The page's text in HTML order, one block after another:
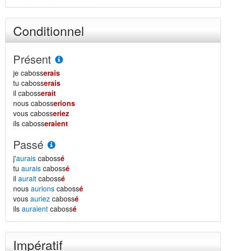
Conditionnel
Présent
je cabosserais
tu cabosserais
il cabosserait
nous cabosserions
vous cabosseriez
ils cabosseraient
Passé
j'aurais cabossé
tu aurais cabossé
il aurait cabossé
nous aurions cabossé
vous auriez cabossé
ils auraient cabossé
Impératif